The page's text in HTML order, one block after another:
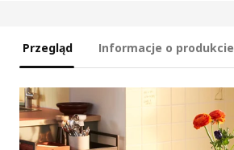
Przegląd Informacje o produkcie